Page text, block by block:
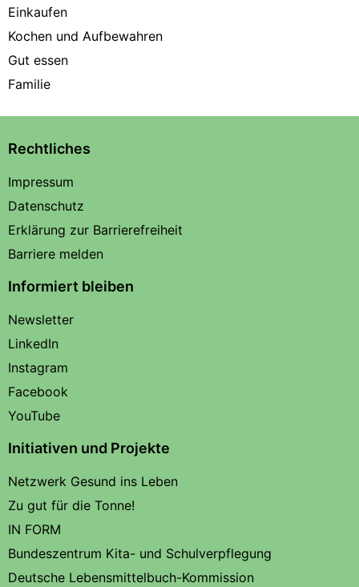
Einkaufen
Kochen und Aufbewahren
Gut essen
Familie
Rechtliches
Impressum
Datenschutz
Erklärung zur Barrierefreiheit
Barriere melden
Informiert bleiben
Newsletter
LinkedIn
Instagram
Facebook
YouTube
Initiativen und Projekte
Netzwerk Gesund ins Leben
Zu gut für die Tonne!
IN FORM
Bundeszentrum Kita- und Schulverpflegung
Deutsche Lebensmittelbuch-Kommission